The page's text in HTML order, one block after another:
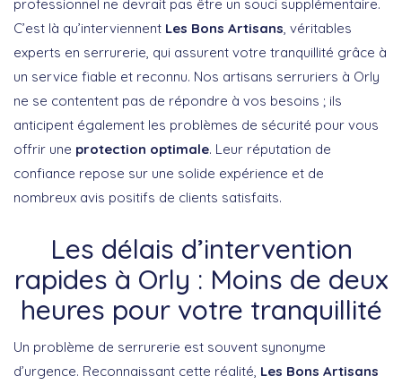
professionnel ne devrait pas être un souci supplémentaire.
C’est là qu’interviennent Les Bons Artisans , véritables
experts en serrurerie, qui assurent votre tranquillité grâce à
un service fiable et reconnu. Nos artisans serruriers à Orly
ne se contentent pas de répondre à vos besoins ; ils
anticipent également les problèmes de sécurité pour vous
offrir une protection optimale. Leur réputation de
confiance repose sur une solide expérience et de
nombreux avis positifs de clients satisfaits.
Les délais d’intervention
rapides à Orly : Moins de deux
heures pour votre tranquillité
Un problème de serrurerie est souvent synonyme
d’urgence. Reconnaissant cette réalité, Les Bons Artisans